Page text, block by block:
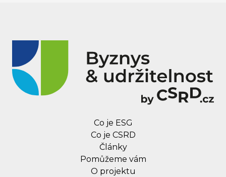
Co je ESG
Co je CSRD
Články
Pomůžeme vám
O projektu